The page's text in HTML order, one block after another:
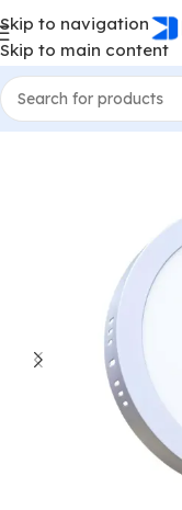
Skip to navigation
Skip to main content
Home LED Spots